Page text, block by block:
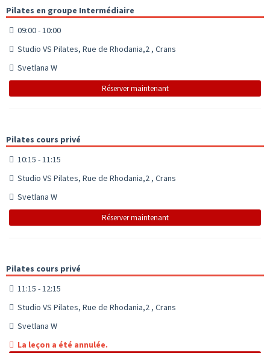
Pilates en groupe Intermédiaire
09:00 - 10:00
Studio VS Pilates, Rue de Rhodania,2 , Crans
Svetlana W
Réserver maintenant
Pilates cours privé
10:15 - 11:15
Studio VS Pilates, Rue de Rhodania,2 , Crans
Svetlana W
Réserver maintenant
Pilates cours privé
11:15 - 12:15
Studio VS Pilates, Rue de Rhodania,2 , Crans
Svetlana W
La leçon a été annulée.